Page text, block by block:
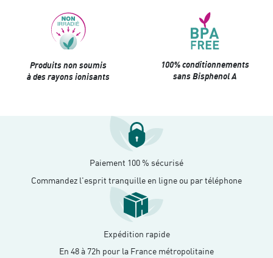
Produits non soumis
à des rayons ionisants
100% conditionnements
sans Bisphenol A
Paiement 100 % sécurisé
Commandez l'esprit tranquille en ligne ou par téléphone
Expédition rapide
En 48 à 72h pour la France métropolitaine